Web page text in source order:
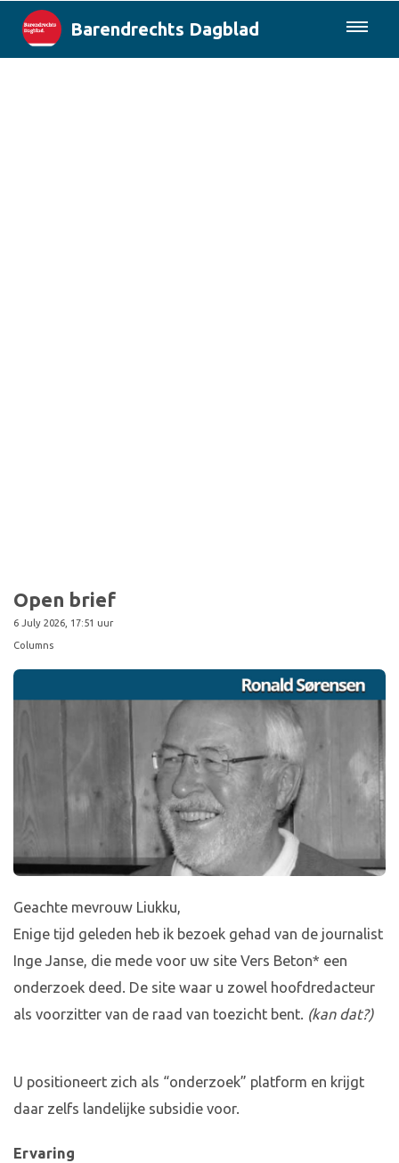
Barendrechts Dagblad
Open brief
6 July 2026, 17:51 uur
Columns
Geachte mevrouw Liukku,
Enige tijd geleden heb ik bezoek gehad van de journalist
Inge Janse, die mede voor uw site Vers Beton* een
onderzoek deed. De site waar u zowel hoofdredacteur
als voorzitter van de raad van toezicht bent. (kan dat?)
U positioneert zich als “onderzoek” platform en krijgt
daar zelfs landelijke subsidie voor.
Ervaring